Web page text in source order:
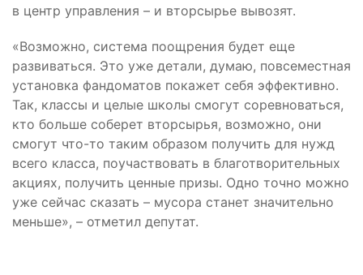
в центр управления – и вторсырье вывозят.
«Возможно, система поощрения будет еще
развиваться. Это уже детали, думаю, повсеместная
установка фандоматов покажет себя эффективно.
Так, классы и целые школы смогут соревноваться,
кто больше соберет вторсырья, возможно, они
смогут что-то таким образом получить для нужд
всего класса, поучаствовать в благотворительных
акциях, получить ценные призы. Одно точно можно
уже сейчас сказать – мусора станет значительно
меньше», – отметил депутат.